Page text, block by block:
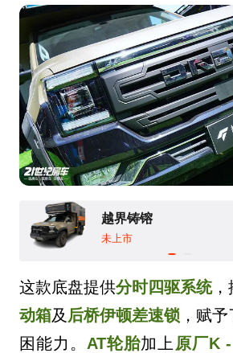
越界铸镕
未上市
这款底盘提供分时四驱系统，
动箱及 后桥伊顿差速锁 ，赋
困能力。 AT轮胎加上 原厂K